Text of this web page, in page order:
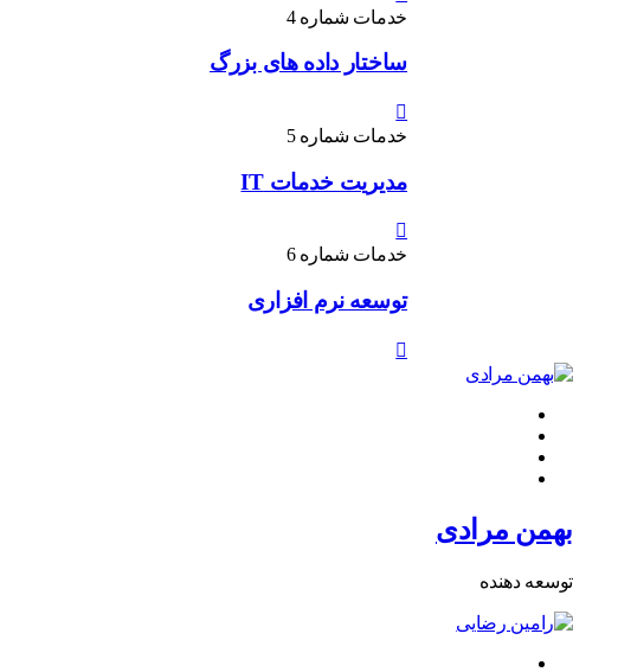
خدمات شماره 4
ساختار داده های بزرگ
خدمات شماره 5
مدیریت خدمات IT
خدمات شماره 6
توسعه نرم افزاری
بهمن مرادی
توسعه دهنده